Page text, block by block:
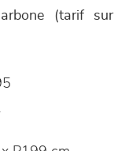
(tarif sur